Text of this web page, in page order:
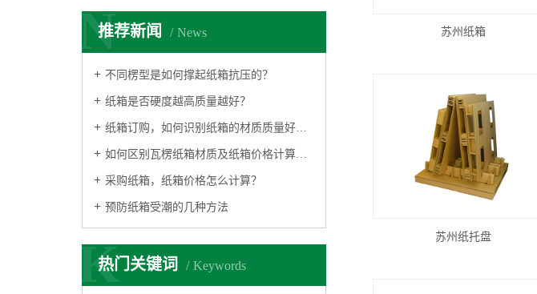
推荐新闻 News
N
不同楞型是如何撑起纸箱抗压的？
纸箱是否硬度越高质量越好？
纸箱订购，如何识别纸箱的材质质量好不好？
如何区别瓦楞纸箱材质及纸箱价格计算方式
采购纸箱，纸箱价格怎么计算？
预防纸箱受潮的几种方法
热门关键词 Keywords
K
苏州纸箱
苏州纸托盘